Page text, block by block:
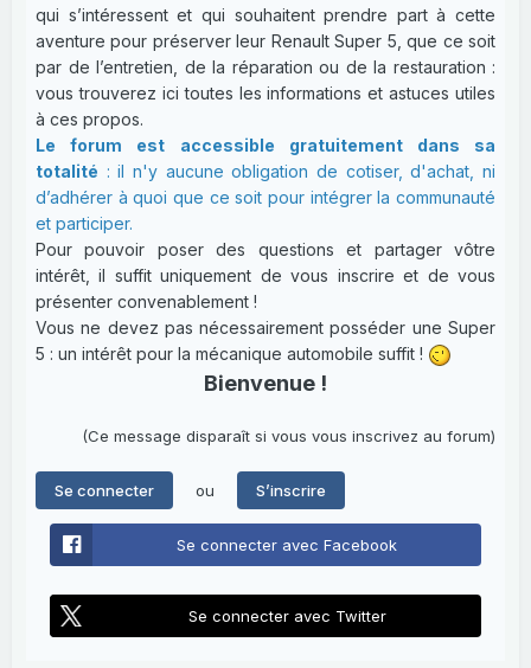
qui s’intéressent et qui souhaitent prendre part à cette
aventure pour préserver leur Renault Super 5, que ce soit
par de l’entretien, de la réparation ou de la restauration :
vous trouverez ici toutes les informations et astuces utiles
à ces propos.
Le forum est accessible gratuitement dans sa
totalité : il n'y aucune obligation de cotiser, d'achat, ni
d’adhérer à quoi que ce soit pour intégrer la communauté
et participer.
Pour pouvoir poser des questions et partager vôtre
intérêt, il suffit uniquement de vous inscrire et de vous
présenter convenablement !
Vous ne devez pas nécessairement posséder une Super
5 : un intérêt pour la mécanique automobile suffit !
Bienvenue !
(Ce message disparaît si vous vous inscrivez au forum)
Se connecter ou S’inscrire
Se connecter avec Facebook
Se connecter avec Twitter